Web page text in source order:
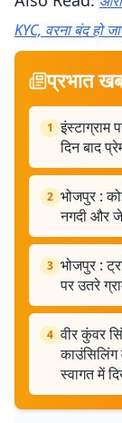
KYC, वरना बंद हो
प्रभात
1 इंस्टाग्राम
दिन बाद
2 भोजपुर :
नगदी और
3 भोजपुर :
पर उतरे
4 वीर कुंवर
काउंसिलिंग
स्वागत में